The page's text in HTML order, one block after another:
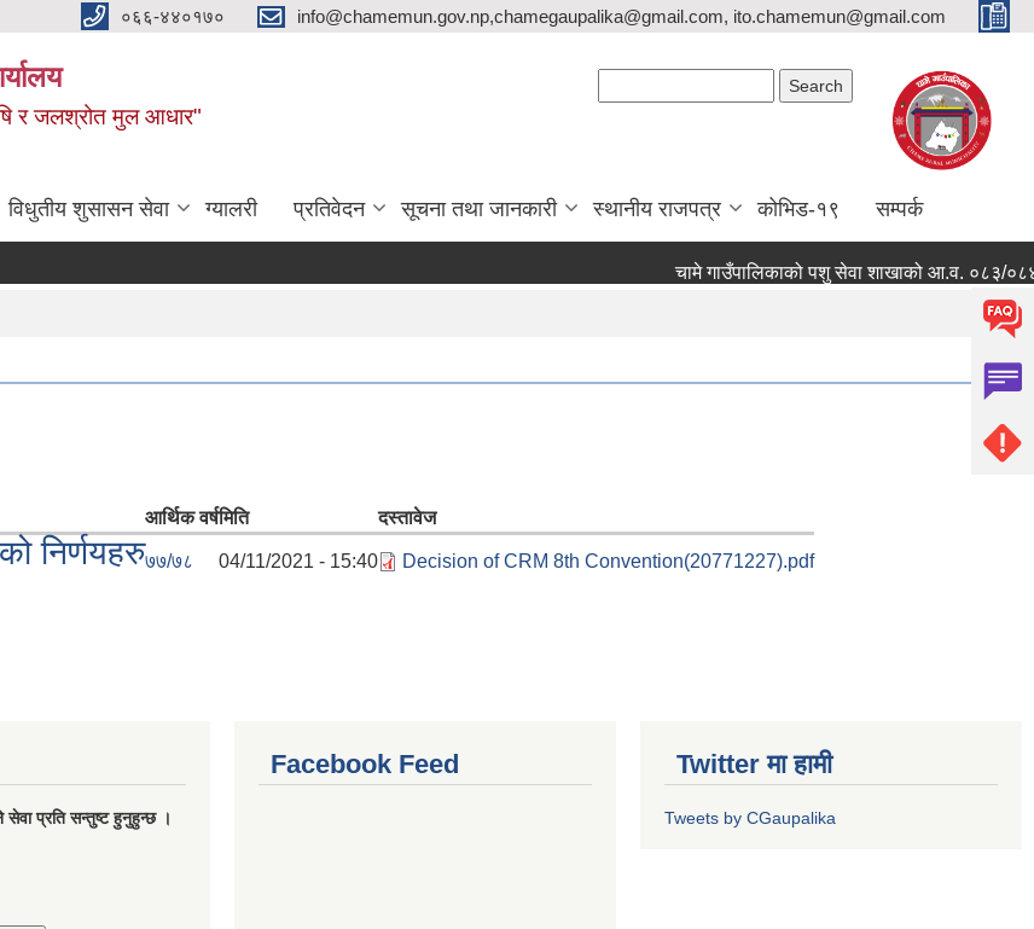
०६६-४४०१७० info@chamemun.gov.np,chamegaupalika@gmail.com, ito.chamemun@gmail.com
र जलश्रोत मुल आधार"
विधुतीय शुसासन सेवा ग्यालरी प्रतिवेदन सूचना तथा जानकारी स्थानीय राजपत्र कोभिड-१९ सम्पर्क
चामे गाउँपालिकाको पशु सेवा शाखाको आ.व. ०८३/०८४ मा
आर्थिक वर्षमिति दस्तावेज
निर्णयहरु७७/७८ 04/11/2021 - 15:40 Decision of CRM 8th Convention(20771227).pdf
सेवा प्रति सन्तुष्ट हुनुहुन्छ ।
Facebook Feed Twitter मा हामी
Tweets by CGaupalika